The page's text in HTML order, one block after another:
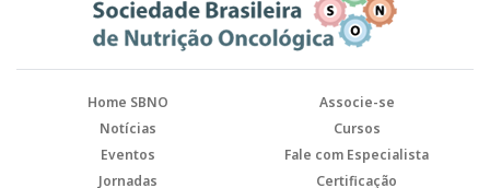
Home SBNO
Associe-se
Notícias
Cursos
Eventos
Fale com Especialista
Jornadas
Certificação